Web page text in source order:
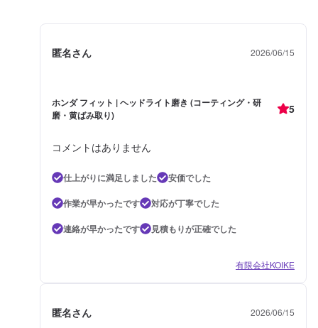
匿名さん 2026/06/15
ホンダ フィット | ヘッドライト磨き (コーティング・研
磨・黄ばみ取り)
5
コメントはありません
仕上がりに満足しました
安価でした
作業が早かったです
対応が丁寧でした
連絡が早かったです
見積もりが正確でした
有限会社KOIKE
匿名さん 2026/06/15